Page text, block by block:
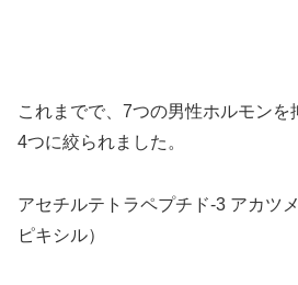
これまでで、7つの男性ホルモンを
4つに絞られました。
アセチルテトラペプチド‐3 アカツ
ピキシル）